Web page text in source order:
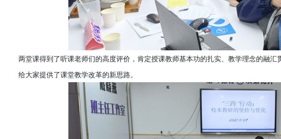
两堂课得到了听课老师们的高度评价，肯定授课教师基本功的扎实、教学理念的融
给大家提供了课堂教学改革的新思路。